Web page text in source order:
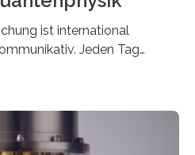
ist international
Jeden Tag
zusammenarbeiten. Neue
Dies ist der Alltag in